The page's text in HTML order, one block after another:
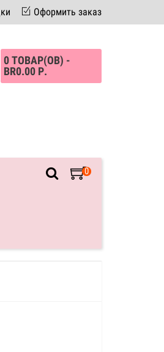
Оформить заказ
0 ТОВАР(ОВ) -
BR0.00 Р.
0